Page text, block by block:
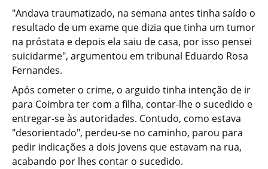
"Andava traumatizado, na semana antes tinha saído o
resultado de um exame que dizia que tinha um tumor
na próstata e depois ela saiu de casa, por isso pensei
suicidarme", argumentou em tribunal Eduardo Rosa
Fernandes.
Após cometer o crime, o arguido tinha intenção de ir
para Coimbra ter com a filha, contar-lhe o sucedido e
entregar-se às autoridades. Contudo, como estava
"desorientado", perdeu-se no caminho, parou para
pedir indicações a dois jovens que estavam na rua,
acabando por lhes contar o sucedido.